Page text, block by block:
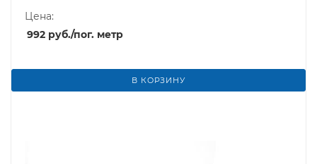
Цена:
992 руб./пог. метр
В КОРЗИНУ